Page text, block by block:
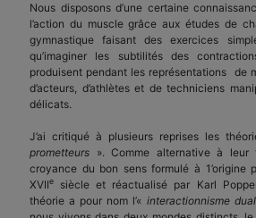
Nous disposons d’une certaine
l’action du muscle grâce aux études de
gymnastique faisant des exercices
qu’imaginer les subtilités des
produisent pendant les représentations de
d’acteurs, d’athlètes et de techniciens
délicats.
J’ai critiqué à plusieurs reprises les
prometteurs ». Comme alternative à leur
croyance du bon sens formulé à 1’origine
XVIIe
siècle et réactualisé par Karl
théorie a pour nom l’« interactionnisme